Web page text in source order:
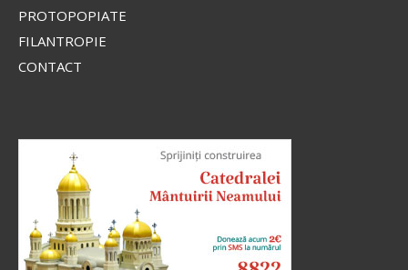
PROTOPOPIATE
FILANTROPIE
CONTACT